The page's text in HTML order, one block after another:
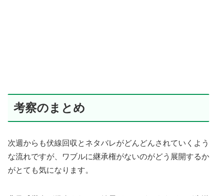
考察のまとめ
次週からも伏線回収とネタバレがどんどんされていくよう
な流れですが、ワブルに継承権がないのがどう展開するか
がとても気になります。